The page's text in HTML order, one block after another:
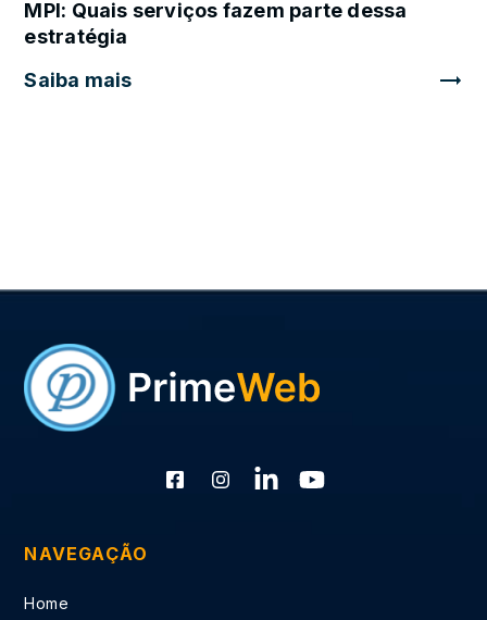
MPI: Quais serviços fazem parte dessa
estratégia
Saiba mais
NAVEGAÇÃO
Home